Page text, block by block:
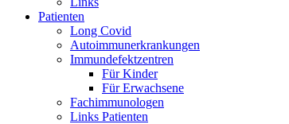
Patienten
Long Covid
Autoimmunerkrankungen
Immundefektzentren
Für Kinder
Für Erwachsene
Fachimmunologen
Links Patienten